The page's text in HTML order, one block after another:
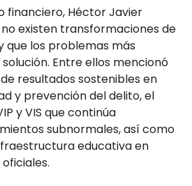
financiero, Héctor Javier
existen transformaciones de
que los problemas más
solución. Entre ellos mencionó
resultados sostenibles en
y prevención del delito, el
y VIS que continúa
subnormales, así como
educativa en